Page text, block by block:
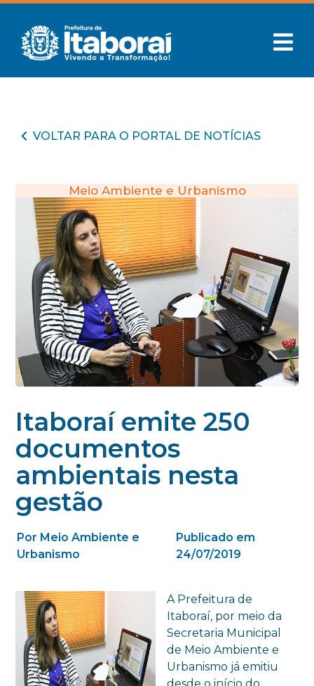
VOLTAR PARA O PORTAL DE NOTÍCIAS
Meio Ambiente e Urbanismo
Itaboraí emite 250
documentos
ambientais nesta
gestão
Por Meio Ambiente e
Urbanismo
Publicado em
24/07/2019
A Prefeitura de
Itaboraí, por meio da
Secretaria Municipal
de Meio Ambiente e
Urbanismo já emitiu